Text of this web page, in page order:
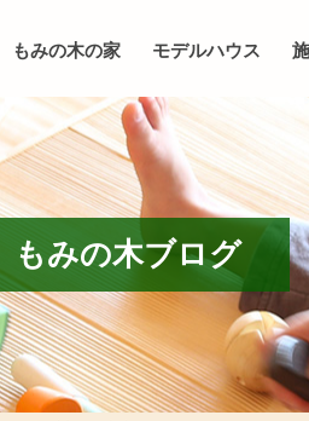
もみの木の家 モデルハウス
もみの木ブログ